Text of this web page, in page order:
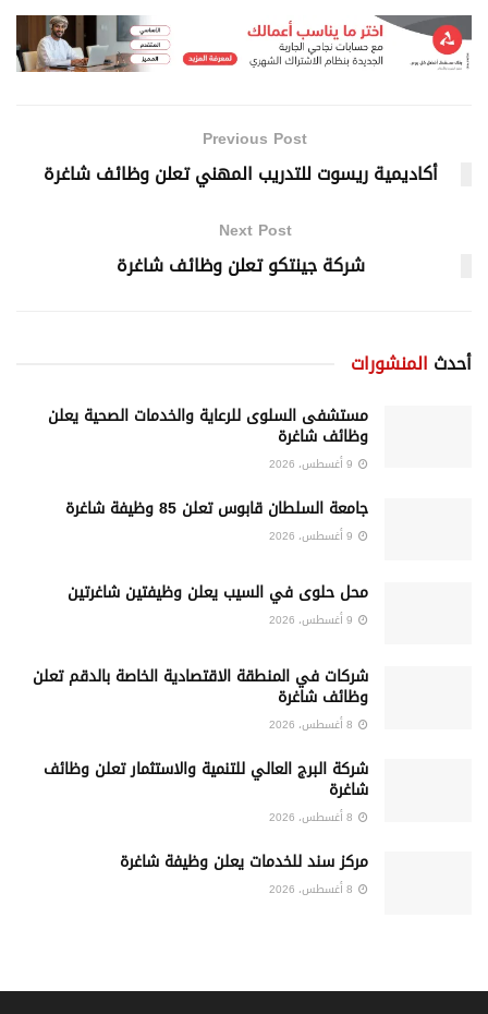
Previous Post
أكاديمية ريسوت للتدريب المهني تعلن وظائف شاغرة
Next Post
شركة جينتكو تعلن وظائف شاغرة
أحدث المنشورات
مستشفى السلوى للرعاية والخدمات الصحية يعلن
وظائف شاغرة
جامعة السلطان قابوس تعلن 85 وظيفة شاغرة
محل حلوى في السيب يعلن وظيفتين شاغرتين
شركات في المنطقة الاقتصادية الخاصة بالدقم تعلن
وظائف شاغرة
شركة البرج العالي للتنمية والاستثمار تعلن وظائف
شاغرة
مركز سند للخدمات يعلن وظيفة شاغرة